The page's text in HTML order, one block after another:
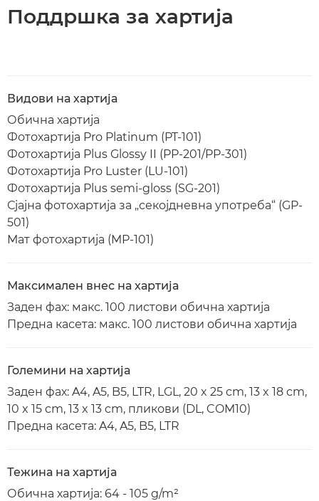
Поддршка за хартија
Видови на хартија
Обична хартија
Фотохартија Pro Platinum (PT-101)
Фотохартија Plus Glossy II (PP-201/PP-301)
Фотохартија Pro Luster (LU-101)
Фотохартија Plus semi-gloss (SG-201)
Сјајна фотохартија за „секојдневна употреба“ (GP-
501)
Мат фотохартија (MP-101)
Максимален внес на хартија
Заден фах: макс. 100 листови обична хартија
Предна касета: макс. 100 листови обична хартија
Големини на хартија
Заден фах: A4, A5, B5, LTR, LGL, 20 x 25 cm, 13 x 18 cm,
10 x 15 cm, 13 x 13 cm, пликови (DL, COM10)
Предна касета: A4, A5, B5, LTR
Тежина на хартија
Обична хартија: 64 - 105 g/m²